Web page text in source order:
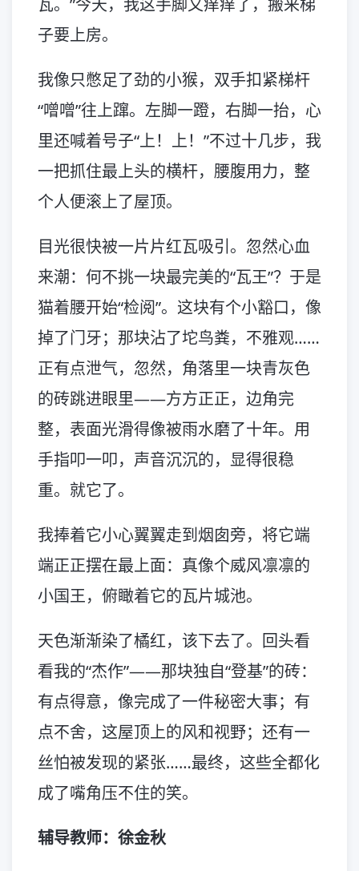
瓦。”今天，我这手脚又痒痒了，搬来梯
子要上房。
我像只憋足了劲的小猴，双手扣紧梯杆
“噌噌”往上蹿。左脚一蹬，右脚一抬，心
里还喊着号子“上！上！”不过十几步，我
一把抓住最上头的横杆，腰腹用力，整
个人便滚上了屋顶。
目光很快被一片片红瓦吸引。忽然心血
来潮：何不挑一块最完美的“瓦王”？于是
猫着腰开始“检阅”。这块有个小豁口，像
掉了门牙；那块沾了坨鸟粪，不雅观……
正有点泄气，忽然，角落里一块青灰色
的砖跳进眼里——方方正正，边角完
整，表面光滑得像被雨水磨了十年。用
手指叩一叩，声音沉沉的，显得很稳
重。就它了。
我捧着它小心翼翼走到烟囱旁，将它端
端正正摆在最上面：真像个威风凛凛的
小国王，俯瞰着它的瓦片城池。
天色渐渐染了橘红，该下去了。回头看
看我的“杰作”——那块独自“登基”的砖：
有点得意，像完成了一件秘密大事；有
点不舍，这屋顶上的风和视野；还有一
丝怕被发现的紧张……最终，这些全都化
成了嘴角压不住的笑。
辅导教师：徐金秋